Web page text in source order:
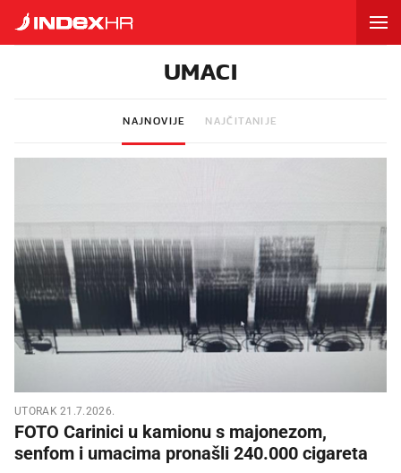
UMACI
NAJNOVIJE NAJČITANIJE
UTORAK 21.7.2026.
FOTO Carinici u kamionu s majonezom,
senfom i umacima pronašli 240.000 cigareta